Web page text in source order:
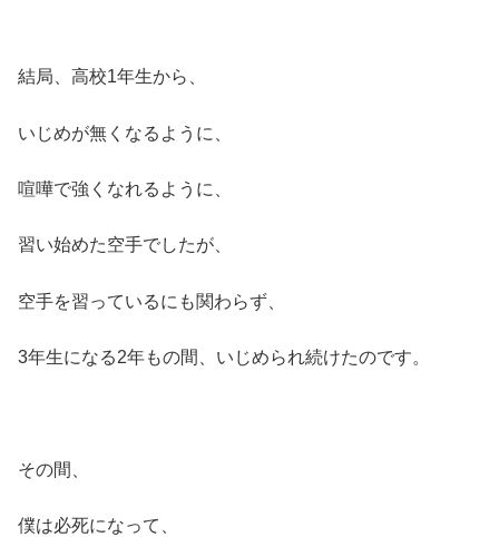
結局、高校1年生から、
いじめが無くなるように、
喧嘩で強くなれるように、
習い始めた空手でしたが、
空手を習っているにも関わらず、
3年生になる2年もの間、いじめられ続けたのです。
その間、
僕は必死になって、